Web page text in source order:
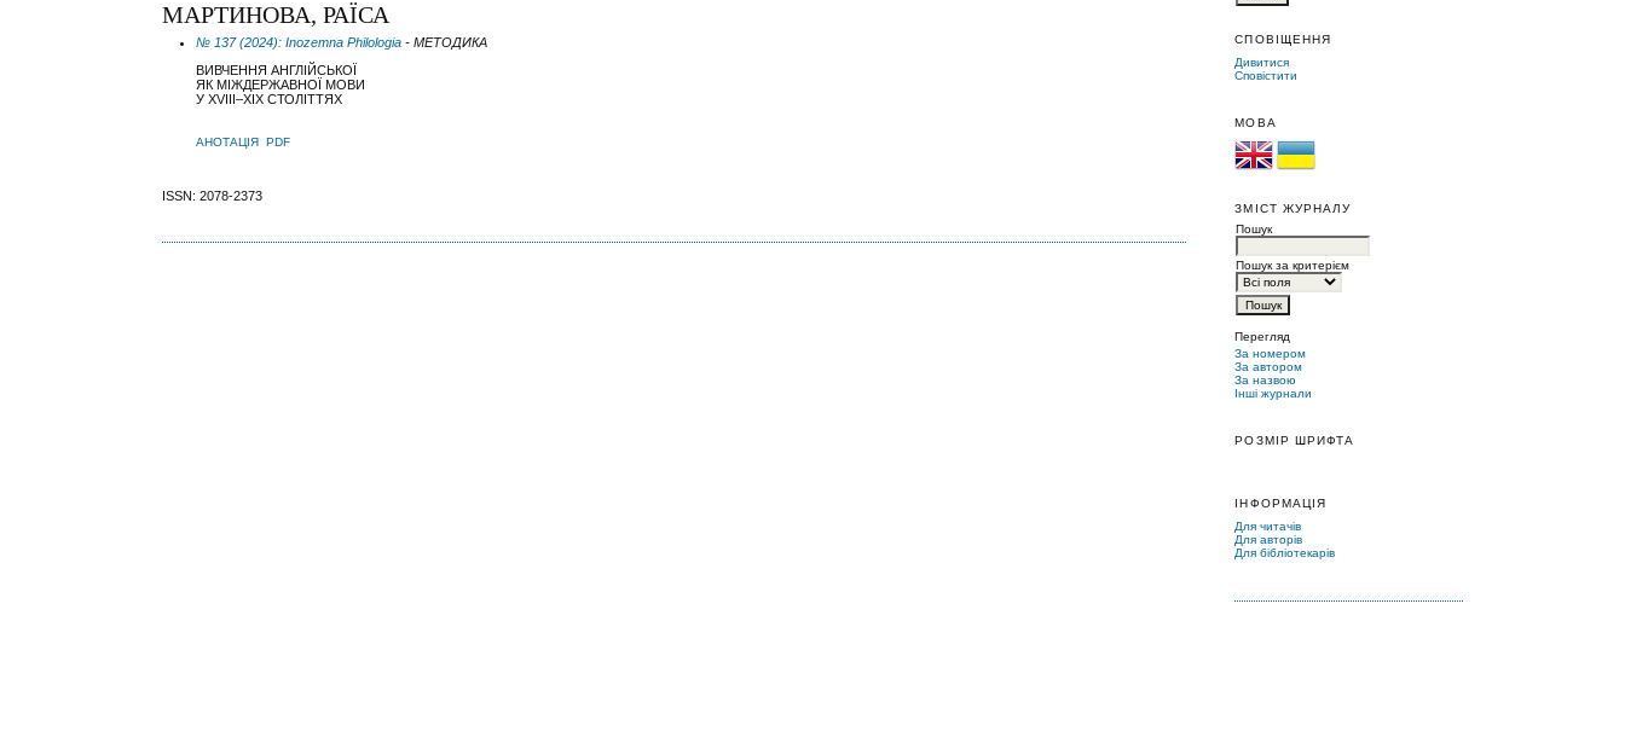
СПОВІЩЕННЯ
Дивитися
Сповістити
МОВА
ЗМІСТ ЖУРНАЛУ
Пошук
Пошук за критерієм
Перегляд
За номером
За автором
За назвою
Інші журнали
РОЗМІР ШРИФТА
ІНФОРМАЦІЯ
Для читачів
Для авторів
Для бібліотекарів
МАРТИНОВА, РАЇСА
№ 137 (2024): Inozemna Philologia - МЕТОДИКА
ВИВЧЕННЯ АНГЛІЙСЬКОЇ
ЯК МІЖДЕРЖАВНОЇ МОВИ
У XVIII–XIX СТОЛІТТЯХ
АНОТАЦІЯ PDF
ISSN: 2078-2373